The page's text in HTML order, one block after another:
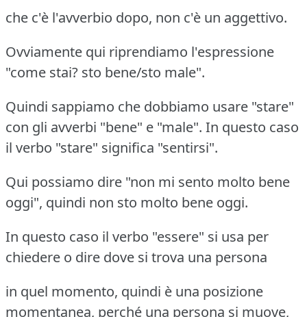
che c'è l'avverbio dopo, non c'è un aggettivo.
Ovviamente qui riprendiamo l'espressione
"come stai? sto bene/sto male".
Quindi sappiamo che dobbiamo usare "stare"
con gli avverbi "bene" e "male". In questo caso
il verbo "stare" significa "sentirsi".
Qui possiamo dire "non mi sento molto bene
oggi", quindi non sto molto bene oggi.
In questo caso il verbo "essere" si usa per
chiedere o dire dove si trova una persona
in quel momento, quindi è una posizione
momentanea, perché una persona si muove,